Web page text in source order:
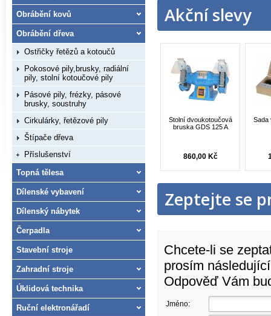
Akční slevy
Stolní dvoukotoučová
bruska GDS 125 A
860,00 Kč
Sada
Zeptejte se
Chcete-li se
prosím
Odpověď Vám
Jméno:
Obrábění kovů
Obrábění dřeva
Ostřičky řetězů a kotoučů
Pokosové pily,brusky, radiální
pily, stolní kotoučové pily
Pásové pily, frézky, pásové
brusky, soustruhy
Cirkulárky, řetězové pily
Štípače dřeva
Příslušenství
Topná tělesa
Dílenské vybavení
Dílenský nábytek
Čerpadla
Stavební stroje
Zahradní stroje
Úklidová technika
Ruční elektronářadí